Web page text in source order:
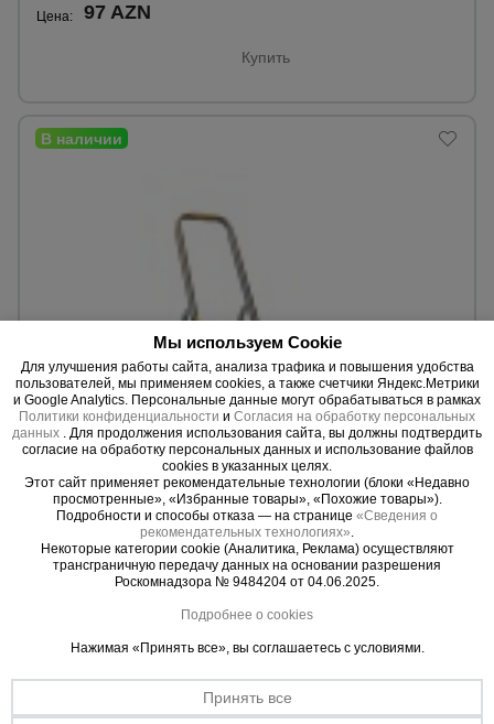
Цена: 97 AZN
Купить
0 отзывов
Стремянка Alumet APA 7006
алюминий.
Кол-во ступеней:
6.
Max. нагрузка:
150 кг.
128 AZN
112 AZN
Купить
Вибротехника
арматурой
Оборудование
для бетонных
Техника
для
склада
Тачки
строительные
и садовые
и
Мы используем Cookie
Для улучшения работы сайта, анализа трафика и повышения удобства
пользователей, мы применяем cookies, а также счетчики Яндекс.Метрики
и Google Analytics. Персональные данные могут обрабатываться в рамках
Политики конфиденциальности и Согласия на обработку персональных
данных
. Для продолжения использования сайта, вы должны подтвердить
согласие на обработку персональных данных и использование файлов
cookies в указанных целях.
Этот сайт применяет рекомендательные технологии (блоки «Недавно
просмотренные», «Избранные товары», «Похожие товары»).
Подробности и способы отказа — на странице «Сведения о
рекомендательных технологиях»
Некоторые категории cookie (Аналитика, Реклама) осуществляют
трансграничную передачу данных на основании разрешения
Роскомнадзора № 9484204 от 04.06.2025.
Подробнее о cookies
Нажимая «Принять все», вы соглашаетесь с условиями.
Принять все